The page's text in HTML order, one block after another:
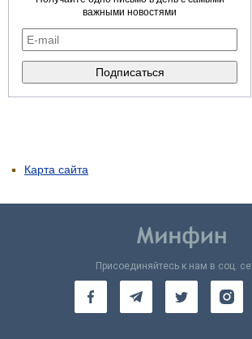
важными новостями
Карта сайта
Присоединяйтесь к нам в соц.